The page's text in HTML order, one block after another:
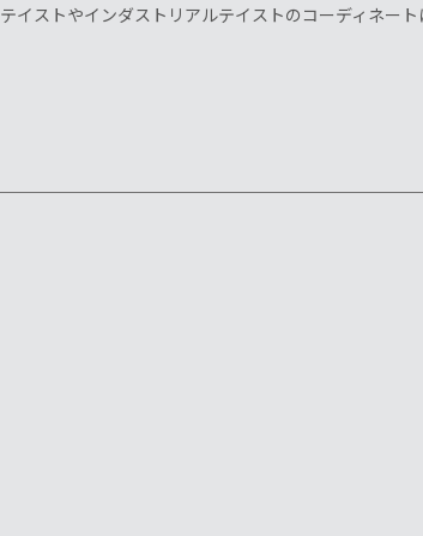
ストやインダストリアルテイストのコーディネート